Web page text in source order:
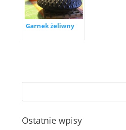
Garnek żeliwny
Ostatnie wpisy